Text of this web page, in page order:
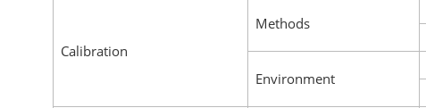
Calibration
Methods
Environment